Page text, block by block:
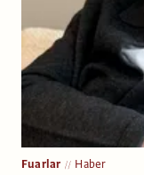
Fuarlar Haber